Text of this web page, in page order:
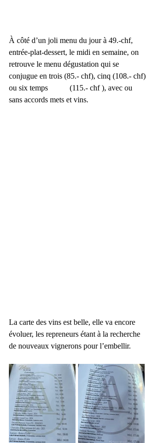
À côté d’un joli menu du jour à 49.-chf,
entrée-plat-dessert, le midi en semaine, on
retrouve le menu dégustation qui se
conjugue en trois (85.- chf), cinq (108.- chf)
ou six temps           (115.- chf ), avec ou
sans accords mets et vins.
La carte des vins est belle, elle va encore
évoluer, les repreneurs étant à la recherche
de nouveaux vignerons pour l’embellir.